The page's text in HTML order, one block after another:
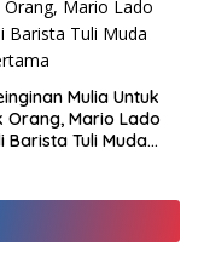
Mulia Untuk
Orang, Mario Lado
Barista Tuli Muda